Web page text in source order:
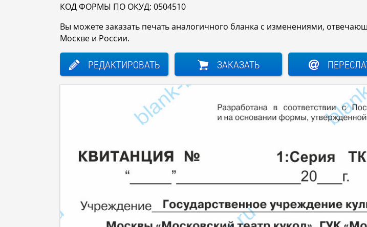
КОД ФОРМЫ ПО ОКУД: 0504510
Вы можете заказать печать аналогичного бланка с изменениями,
Москве и России.
РЕДАКТИРОВАТЬ ЗАКАЗАТЬ